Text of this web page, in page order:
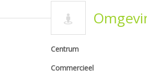
Centrum
Commercieel